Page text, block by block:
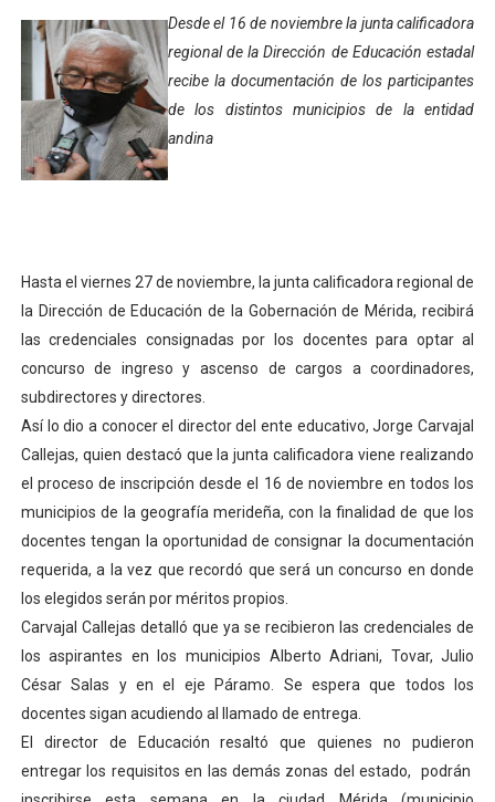
Mérida impulsa desarrollo económico con taller de
Fomficc consolida alianzas e impulsa la economía
Niños de Estudiantes de Mérida sembraron 110
Corposalud y Secretaría Social fortalecen la atención
Entregan planta eléctrica para fortalecer la atención
Expertos inspeccionan espacios del OAN para la
Dictan MasterClass en el marco del Encuentro LAGO
Campo Elías avanza con plan de asfaltado
Encuentro estadal fortalece la coordinación de
Gobernador Arnaldo Sánchez apadrina a más de 993
Plan Quirúrgico Regional llega a Pueblo Llano con la
Desde el 16 de noviembre la junta calificadora
regional de la Dirección de Educación estadal
recibe la documentación de los participantes
de los distintos municipios de la entidad
andina
Hasta el viernes 27 de noviembre, la junta calificadora regional de
la Dirección de Educación de la Gobernación de Mérida, recibirá
las credenciales consignadas por los docentes para optar al
concurso de ingreso y ascenso de cargos a coordinadores,
subdirectores y directores.
Así lo dio a conocer el director del ente educativo, Jorge Carvajal
Callejas, quien destacó que la junta calificadora viene realizando
el proceso de inscripción desde el 16 de noviembre en todos los
municipios de la geografía merideña, con la finalidad de que los
docentes tengan la oportunidad de consignar la documentación
requerida, a la vez que recordó que será un concurso en donde
los elegidos serán por méritos propios.
Carvajal Callejas detalló que ya se recibieron las credenciales de
los aspirantes en los municipios Alberto Adriani, Tovar, Julio
César Salas y en el eje Páramo. Se espera que todos los
docentes sigan acudiendo al llamado de entrega.
El director de Educación resaltó que quienes no pudieron
entregar los requisitos en las demás zonas del estado, podrán